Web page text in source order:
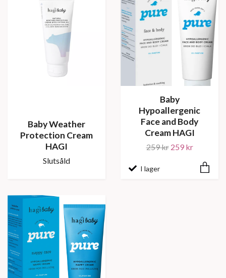
Baby Weather
Protection Cream
HAGI
Slutsåld
Baby
Hypoallergenic
Face and Body
Cream HAGI
259 kr 259 kr
I lager